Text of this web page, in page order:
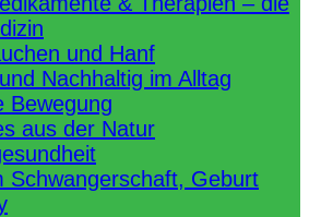
und Hanf
Nachhaltig im Alltag
Bewegung
aus der Natur
Schwangerschaft, Geburt